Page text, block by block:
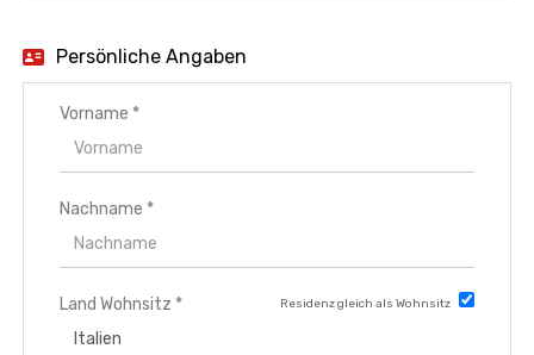
FR
IT
DE
ES
Persönliche Angaben
Vorname *
Nachname *
Land Wohnsitz * Residenz gleich als Wohnsitz